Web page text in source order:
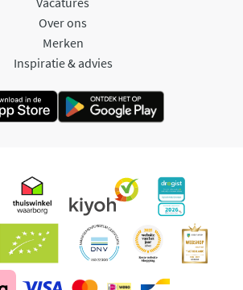
Over ons
Merken
Inspiratie & advies